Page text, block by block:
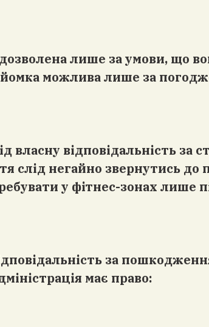
лише за умови, що
можлива лише за
власну відповідальність за
слід негайно звернутись до
у фітнес-зонах лише
за
має право: